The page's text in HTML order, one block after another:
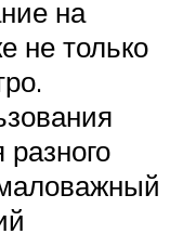
на
не только